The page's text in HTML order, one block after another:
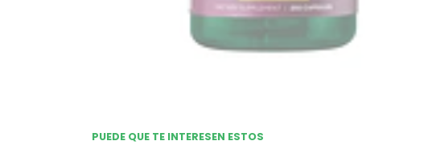
PUEDE QUE TE INTERESEN ESTOS